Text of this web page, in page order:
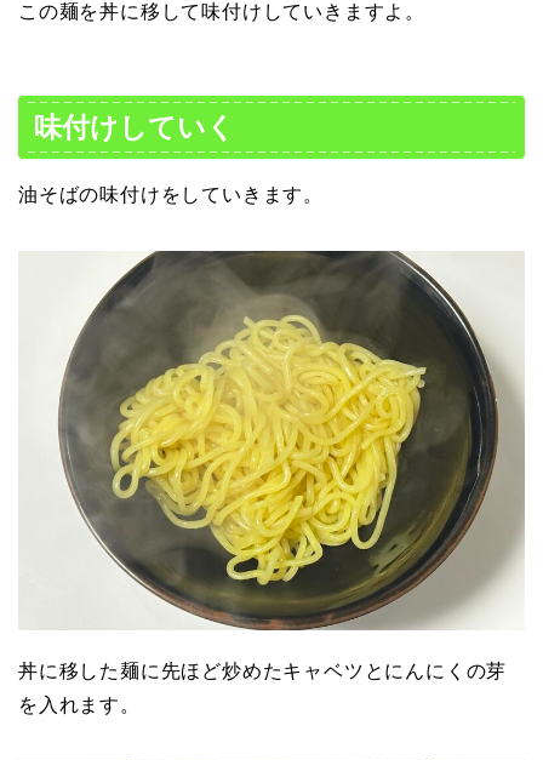
この麺を丼に移して味付けしていきますよ。
味付けしていく
油そばの味付けをしていきます。
丼に移した麺に先ほど炒めたキャベツとにんにくの芽
を入れます。